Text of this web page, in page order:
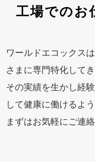
工場でのお
ワールドエコックス
さまに専門特化してき
その実績を生かし経
して健康に働けるよ
まずはお気軽にご連絡